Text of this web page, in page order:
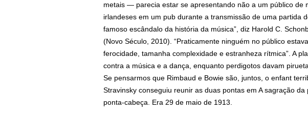
metais — parecia estar se apresentando não a um público de
irlandeses em um pub durante a transmissão de uma partida
famoso escândalo da história da música”, diz Harold C.
(Novo Século, 2010). “Praticamente ninguém no público
ferocidade, tamanha complexidade e estranheza rítmica”. A
contra a música e a dança, enquanto perdigotos davam
Se pensarmos que Rimbaud e Bowie são, juntos, o enfant
Stravinsky conseguiu reunir as duas pontas em A sagração
ponta-cabeça. Era 29 de maio de 1913.